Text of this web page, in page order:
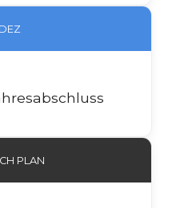
DEZ
PLAN